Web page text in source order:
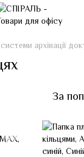
архівації
За